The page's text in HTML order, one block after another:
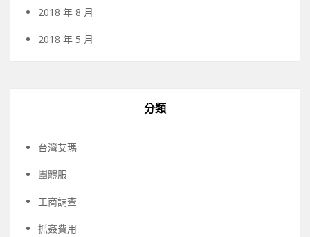
2018 年 8 月
2018 年 5 月
分類
台灣艾瑪
團體服
工商調查
抓姦費用